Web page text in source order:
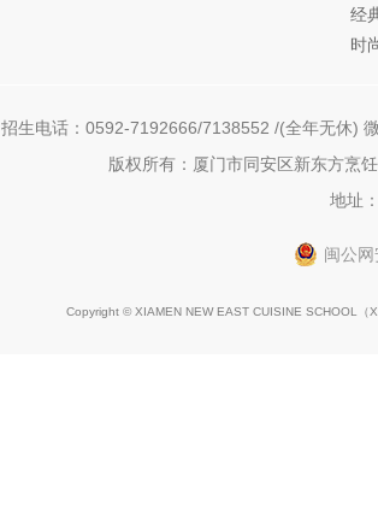
经
时
招生电话：0592-7192666/7138552 /(全年无休)
版权所有：厦门市同安区新东方烹
地址
闽公
Copyright © XIAMEN NEW EAST CUISINE SCHOOL（